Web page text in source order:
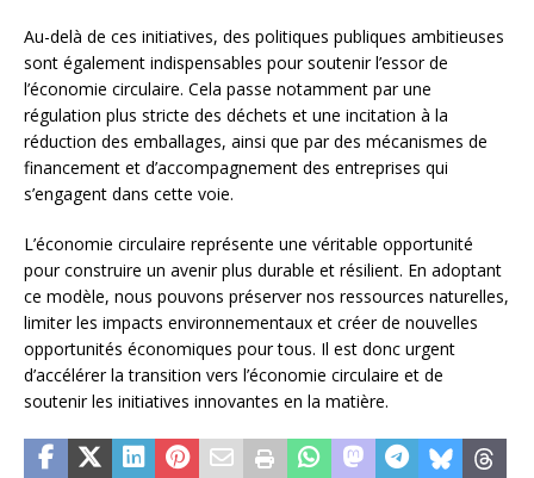
Au-delà de ces initiatives, des politiques publiques ambitieuses
sont également indispensables pour soutenir l’essor de
l’économie circulaire. Cela passe notamment par une
régulation plus stricte des déchets et une incitation à la
réduction des emballages, ainsi que par des mécanismes de
financement et d’accompagnement des entreprises qui
s’engagent dans cette voie.
L’économie circulaire représente une véritable opportunité
pour construire un avenir plus durable et résilient. En adoptant
ce modèle, nous pouvons préserver nos ressources naturelles,
limiter les impacts environnementaux et créer de nouvelles
opportunités économiques pour tous. Il est donc urgent
d’accélérer la transition vers l’économie circulaire et de
soutenir les initiatives innovantes en la matière.